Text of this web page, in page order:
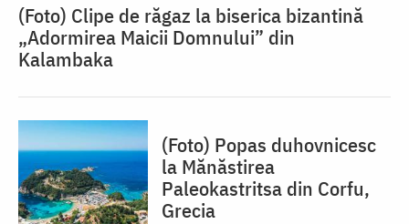
(Foto) Clipe de răgaz la biserica bizantină
„Adormirea Maicii Domnului” din
Kalambaka
(Foto) Popas duhovnicesc
la Mănăstirea
Paleokastritsa din Corfu,
Grecia